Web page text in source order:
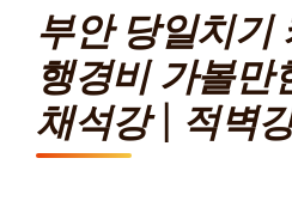
부안 당일치기
행경비 가볼만
채석강 | 적벽